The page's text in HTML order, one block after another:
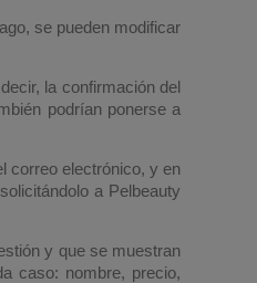
se pueden modificar
la confirmación del
podrían ponerse a
correo electrónico, y en
a Pelbeauty
y que se muestran
caso: nombre, precio,